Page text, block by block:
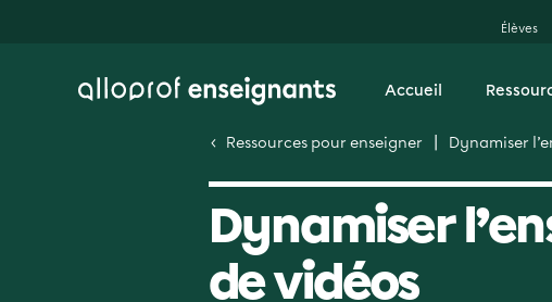
Élèves
Accueil
Ressources pour enseigner Dynamiser
Dynamiser
de vidéos